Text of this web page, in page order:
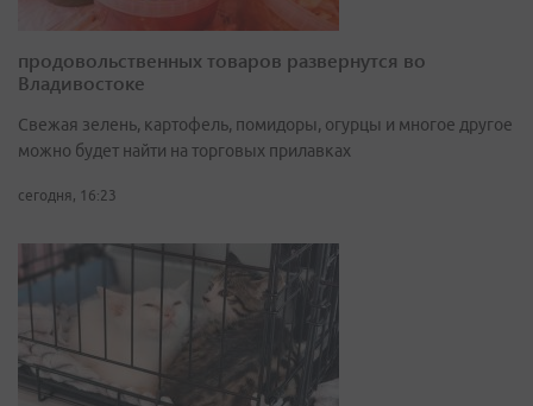
продовольственных товаров развернутся во
Владивостоке
Свежая зелень, картофель, помидоры, огурцы и многое другое
можно будет найти на торговых прилавках
сегодня, 16:23